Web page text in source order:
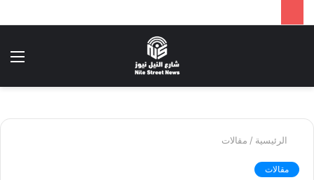
الرئيسية / مقالات
مقالات